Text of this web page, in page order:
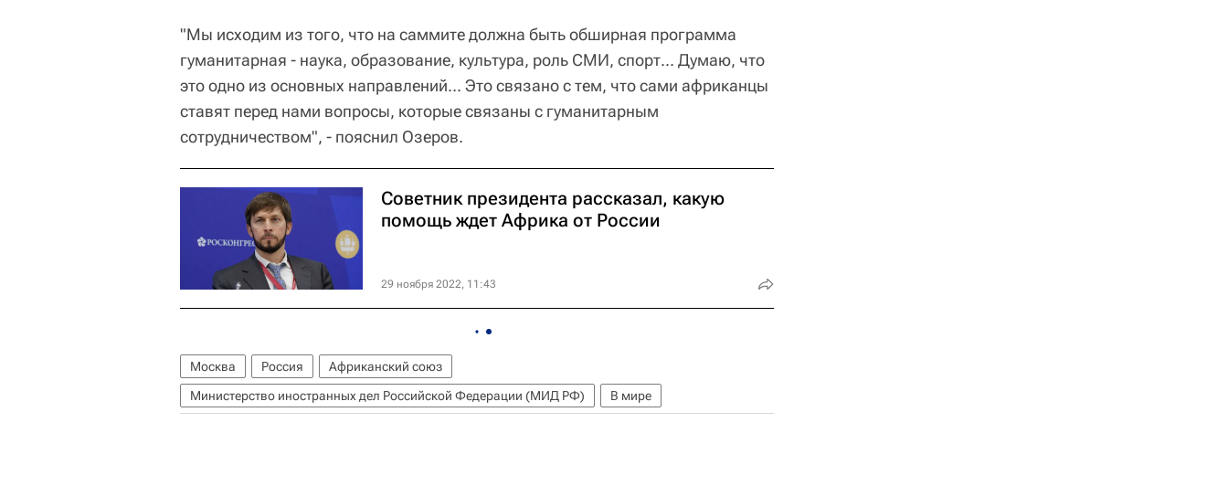
"Мы исходим из того, что на саммите должна быть обширная программа
гуманитарная - наука, образование, культура, роль СМИ, спорт... Думаю, что
это одно из основных направлений... Это связано с тем, что сами африканцы
ставят перед нами вопросы, которые связаны с гуманитарным
сотрудничеством", - пояснил Озеров.
Советник президента рассказал, какую
помощь ждет Африка от России
29 ноября 2022, 11:43
Москва Россия
Африканский союз
Министерство иностранных дел Российской Федерации (МИД РФ)
В мире